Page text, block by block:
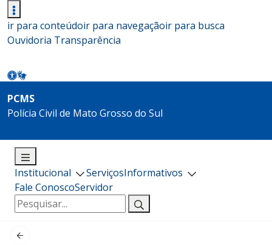
ir para conteúdoir para navegaçãoir para busca
Ouvidoria Transparência
PCMS
Polícia Civil de Mato Grosso do Sul
Institucional ServiçosInformativos
Fale ConoscoServidor
Pesquisar
por: